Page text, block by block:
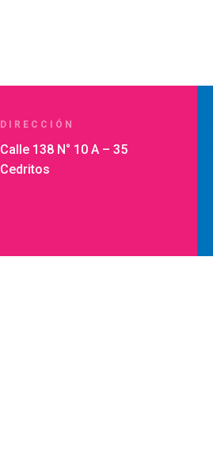
DIRECCIÓN
Calle 138 N° 10 A – 35
Cedritos